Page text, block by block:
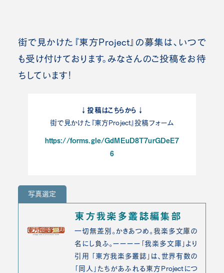
街で見かけた『東方Project』の募集は、いつで
も受け付けております。みなさんのご投稿をお待
ちしています！
↓投稿はこちらから↓
街で見かけた『東方Project』投稿フォーム
https://forms.gle/GdMEuD8T7urGDeE7
6
写真選定
東方我楽多叢誌編集部
一切無差別。かきあつめ。我楽多文庫の
名にし負ふ。ーーーー「我楽多文庫」より
引用 「東方我楽多叢誌」は、世界有数の
「同人」たちがあふれる東方Projectにつ